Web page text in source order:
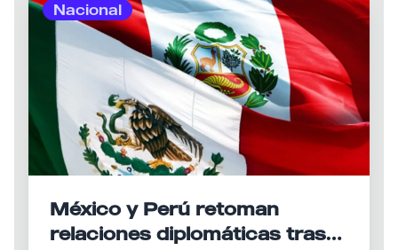
Nacional
México y Perú retoman
relaciones diplomáticas tras